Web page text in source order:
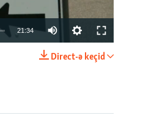
21:34
Direct-ə keçid